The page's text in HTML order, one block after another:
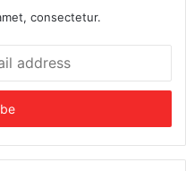
consectetur.